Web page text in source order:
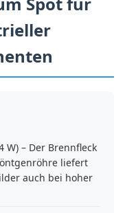
W) – Der Brennfleck
liefert
auch bei hoher